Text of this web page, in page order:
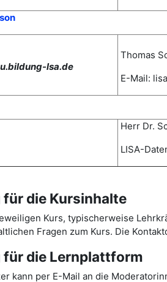
lsa.de
Thomas
E-Mail:
Herr Dr.
LISA-
die Kursinhalte
Kurs, typischerweise
Fragen zum Kurs. Die
die Lernplattform
kann per E-Mail an die